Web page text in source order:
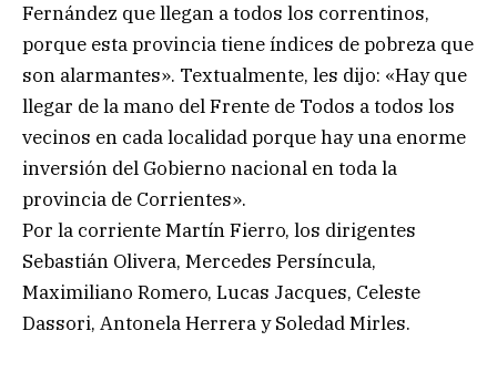
Fernández que llegan a todos los correntinos,
porque esta provincia tiene índices de pobreza que
son alarmantes». Textualmente, les dijo: «Hay que
llegar de la mano del Frente de Todos a todos los
vecinos en cada localidad porque hay una enorme
inversión del Gobierno nacional en toda la
provincia de Corrientes».
Por la corriente Martín Fierro, los dirigentes
Sebastián Olivera, Mercedes Persíncula,
Maximiliano Romero, Lucas Jacques, Celeste
Dassori, Antonela Herrera y Soledad Mirles.